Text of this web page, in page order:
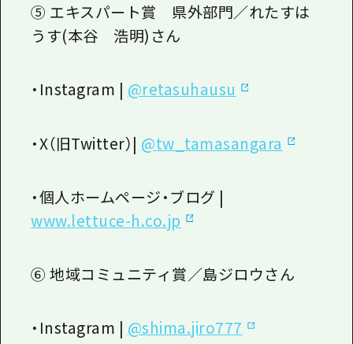
⑤ エキスパート賞 県外部門／れたすは
うす(本谷 浩明) さん
・ Instagram | @retasuhausu
・X（旧Twitter）| @tw_tamasangara
・個人ホームページ・ブログ |
www.lettuce-h.co.jp
⑥ 地域コミュニティ賞／島ジロウさん
・ Instagram | @shima.jiro777